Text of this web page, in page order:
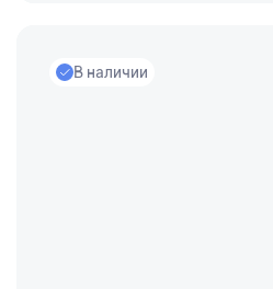
В наличии